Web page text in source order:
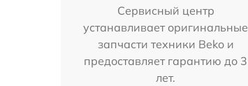
Сервисный центр
устанавливает оригинальные
запчасти техники Beko и
предоставляет гарантию до 3
лет.